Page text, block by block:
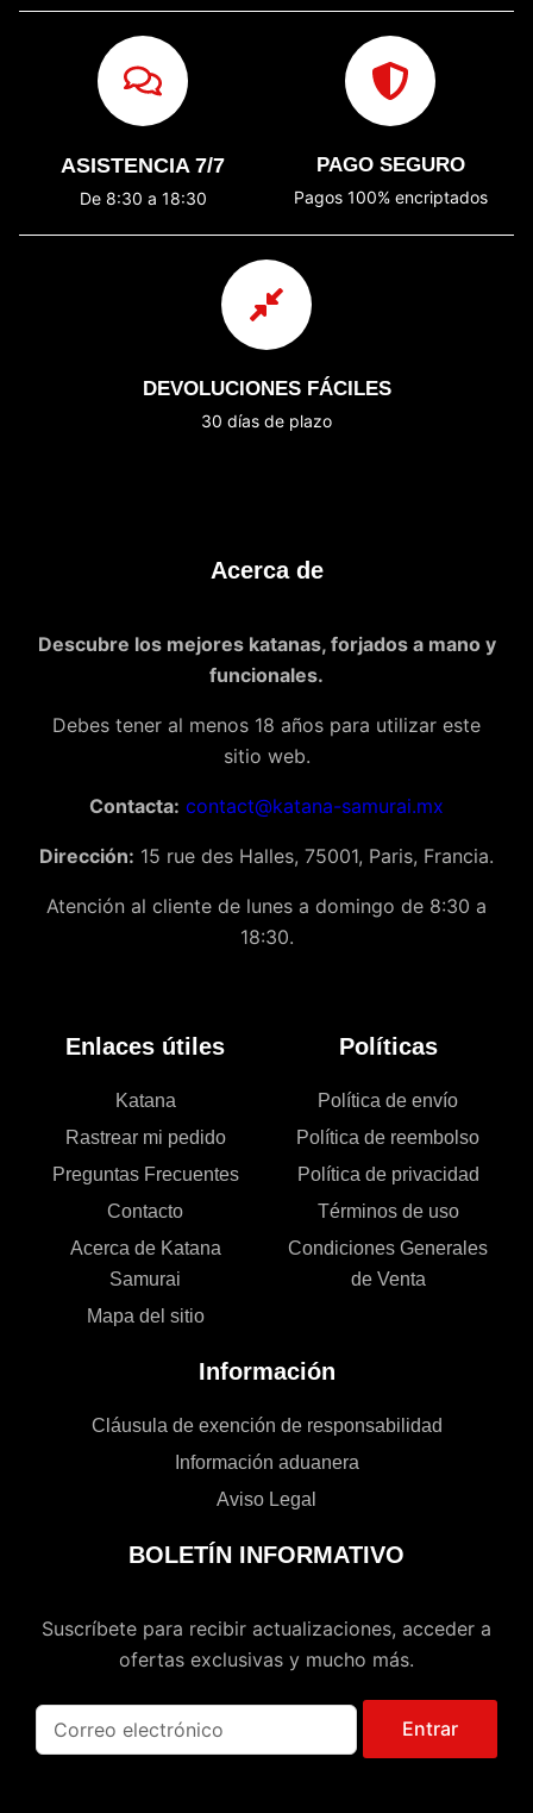
ASISTENCIA 7/7
De 8:30 a 18:30
PAGO SEGURO
Pagos 100% encriptados
DEVOLUCIONES FÁCILES
30 días de plazo
Acerca de
Descubre los mejores katanas, forjados a mano y
funcionales.
Debes tener al menos 18 años para utilizar este
sitio web.
Contacta: contact@katana-samurai.mx
Dirección: 15 rue des Halles, 75001, Paris, Francia.
Atención al cliente de lunes a domingo de 8:30 a
18:30.
Enlaces útiles
Katana
Rastrear mi pedido
Preguntas Frecuentes
Contacto
Acerca de Katana
Samurai
Mapa del sitio
Políticas
Política de envío
Política de reembolso
Política de privacidad
Términos de uso
Condiciones Generales
de Venta
Información
Cláusula de exención de responsabilidad
Información aduanera
Aviso Legal
BOLETÍN INFORMATIVO
Suscríbete para recibir actualizaciones, acceder a
ofertas exclusivas y mucho más.
Entrar